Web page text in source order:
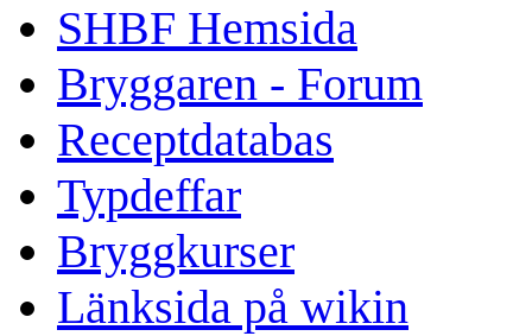
SHBF Hemsida
Bryggaren - Forum
Receptdatabas
Typdeffar
Bryggkurser
Länksida på wikin